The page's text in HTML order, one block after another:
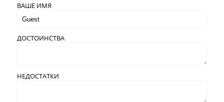
ВАШЕ ИМЯ
ДОСТОИНСТВА
НЕДОСТАТКИ